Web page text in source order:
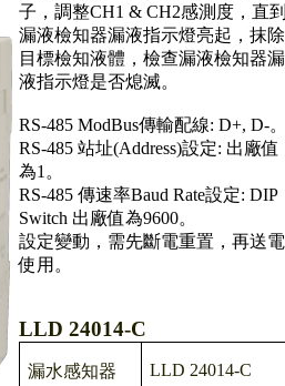
子，調整CH1 & CH2感測度，直
漏液檢知器漏液指示燈亮起，抹除
目標檢知液體，檢查漏液檢知器漏
液指示燈是否熄滅。
RS-485 ModBus傳輸配線: D+, D-
RS-485 站址(Address)設定: 出廠值
為1。
RS-485 傳速率Baud Rate設定: DIP
Switch 出廠值為9600。
設定變動，需先斷電重置，再送電
使用。
LLD 24014-C
漏水感知器 LLD 24014-C